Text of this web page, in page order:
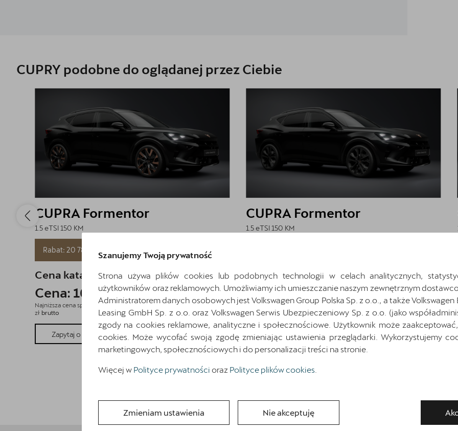
CUPRY podobne do oglądanej przez Ciebie
CUPRA Formentor
1.5 eTSI 150 KM
Rabat: 20 789 zł
3x0%
Cena katalogowa: 188 540 złbrutto
Cena: 167 751 złbrutto
Najniższa cena sprzed 30 dni przed wprowadzeniem obniżki: 188 540
zł brutto
Zapytaj o szczegóły Pokaż szczegóły
CUPRA Formentor
1.5 eTSI 150 KM
Cena katalogowa: 189 459 złbrutto
Cena: 168 633 złbrutto
Najniższa cena sprzed 30 dni przed wprowadzeniem obniżki: 189 459
złbrutto
Zapytaj o szczegóły Pokaż szczegóły
Szanujemy Twoją prywatność
Strona używa plików cookies lub podobnych technologii w celach analitycznych,
użytkowników oraz reklamowych. Umożliwiamy ich umieszczanie naszym zewnętrznym
Administratorem danych osobowych jest Volkswagen Group Polska Sp. z o.o., a także Volkswagen
Leasing GmbH Sp. z o.o. oraz Volkswagen Serwis Ubezpieczeniowy Sp. z o.o. (jako
zgody na cookies reklamowe, analityczne i społecznościowe. Użytkownik może
cookies. Może wycofać swoją zgodę zmieniając ustawienia przeglądarki. Wykorzystujemy
marketingowych, społecznościowych i do personalizacji treści na stronie.
Więcej w Polityce prywatności oraz Polityce plików cookies
Zmieniam ustawienia Nie akceptuję